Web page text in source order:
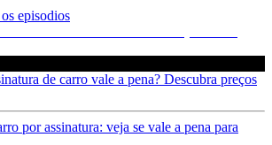
episodios
de carro vale a pena? Descubra preços
por assinatura: veja se vale a pena para